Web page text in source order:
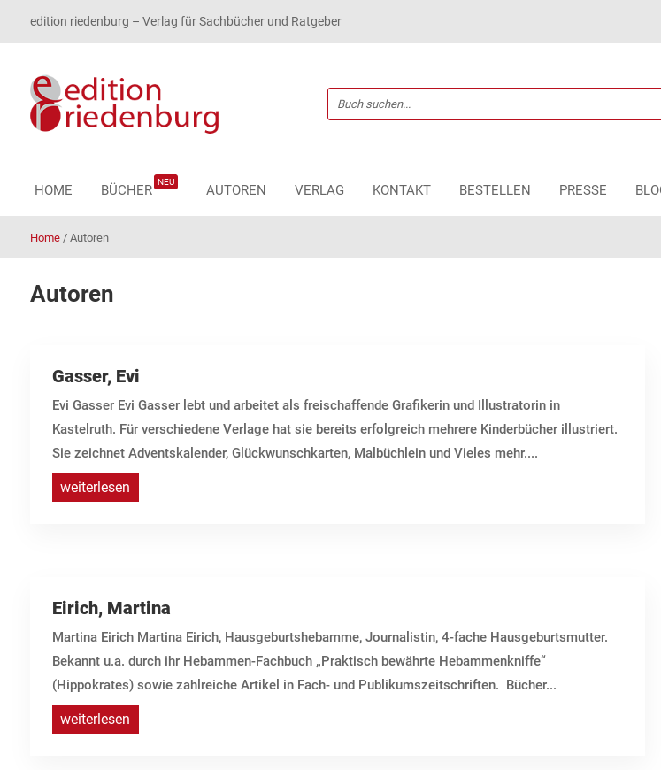
edition riedenburg – Verlag für Sachbücher und Ratgeber
HOME BÜCHER
NEU
AUTOREN VERLAG KONTAKT BESTELLEN PRESSE
Home/ Autoren
Autoren
Gasser, Evi
Evi Gasser Evi Gasser lebt und arbeitet als freischaffende Grafikerin und Illustratorin in
Kastelruth. Für verschiedene Verlage hat sie bereits erfolgreich mehrere Kinderbücher illustriert.
Sie zeichnet Adventskalender, Glückwunschkarten, Malbüchlein und Vieles mehr....
weiterlesen
Eirich, Martina
Martina Eirich Martina Eirich, Hausgeburtshebamme, Journalistin, 4-fache Hausgeburtsmutter.
Bekannt u.a. durch ihr Hebammen-Fachbuch „Praktisch bewährte Hebammenkniffe“
(Hippokrates) sowie zahlreiche Artikel in Fach- und Publikumszeitschriften. Bücher...
weiterlesen